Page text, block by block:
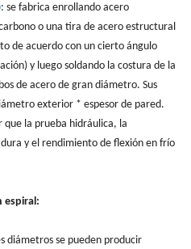
: se fabrica enrollando acero
o una tira de acero estructural
de acuerdo con un cierto ángulo
y luego soldando la costura de la
de acero de gran diámetro. Sus
exterior * espesor de pared.
que la prueba hidráulica, la
y el rendimiento de flexión en frío
espiral:
diámetros se pueden producir